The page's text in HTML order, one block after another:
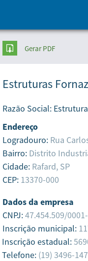
Gerar PDF
Estruturas
Razão Social:
Endereço
Logradouro: Rua
Bairro: Distrito
Cidade: Rafard, SP
CEP: 13370-000
Dados da empresa
CNPJ:47.454.509/
Inscrição municipal:
Inscrição estadual:
Telefone: (19) 3496-